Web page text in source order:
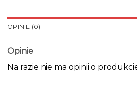
OPINIE (0)
Opinie
Na razie nie ma opinii o